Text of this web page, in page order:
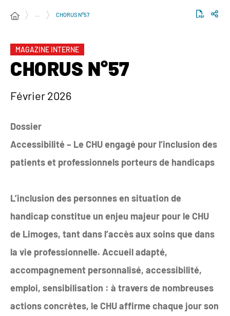
… CHORUS N°57
MAGAZINE INTERNE
CHORUS N°57
Février 2026
Dossier
Accessibilité – Le CHU engagé pour l’inclusion des
patients et professionnels porteurs de handicaps
L’inclusion des personnes en situation de
handicap constitue un enjeu majeur pour le CHU
de Limoges, tant dans l’accès aux soins que dans
la vie professionnelle. Accueil adapté,
accompagnement personnalisé, accessibilité,
emploi, sensibilisation : à travers de nombreuses
actions concrètes, le CHU affirme chaque jour son